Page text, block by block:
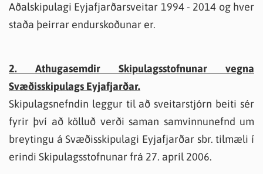
Aðalskipulagi Eyjafjarðarsveitar 1994 - 2014 og hver
staða þeirrar endurskoðunar er.
2. Athugasemdir Skipulagsstofnunar vegna
Svæðisskipulags Eyjafjarðar.
Skipulagsnefndin leggur til að sveitarstjórn beiti sér
fyrir því að kölluð verði saman samvinnunefnd um
breytingu á Svæðisskipulagi Eyjafjarðar sbr. tilmæli í
erindi Skipulagsstofnunar frá 27. apríl 2006.